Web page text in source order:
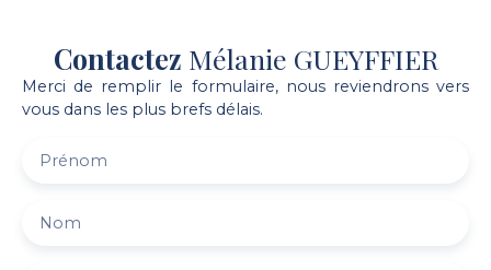
Contactez Mélanie GUEYFFIER
Merci de remplir le formulaire, nous reviendrons vers
vous dans les plus brefs délais.
Prénom
Nom